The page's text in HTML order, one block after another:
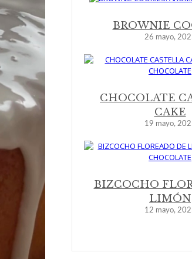
BROWNIE
26 mayo,
CHOCOLATE
CAKE
19 mayo,
BIZCOCHO
LIMÓN
12 mayo,